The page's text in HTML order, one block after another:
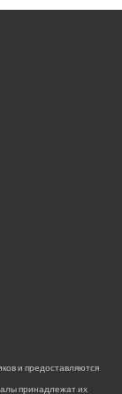
и предоставляются
принадлежат их